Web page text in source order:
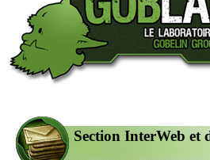
Section InterWeb et